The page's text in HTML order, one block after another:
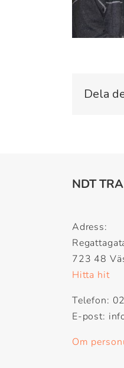
Dela
NDT
Adress:
723 48
Hitta hit
Telefon:
E-post:
Om